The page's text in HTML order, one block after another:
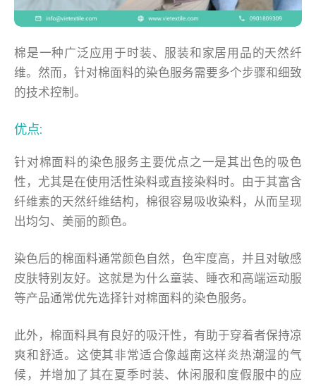
棉是一种广泛应用于时装、服装和家居用品的天然纤
维。然而，针对棉面料的染色服务需要多个步骤和细致
的技术控制。
优点:
针对棉面料的染色服务主要优点之一是其出色的吸色
性，尤其是在使用活性染料或直接染料时。由于其富含
纤维素的天然纤维结构，棉很容易吸收染料，从而呈现
出均匀、美丽的颜色。
染色后的棉面料通常颜色自然，色牢度高，并且对敏感
皮肤特别友好。这就是为什么童装、睡衣和高端运动服
等产品通常优先选择针对棉面料的染色服务。
此外，棉面料具有良好的吸汗性，有助于穿着者保持凉
爽和舒适。这使其非常适合像越南这样炎热潮湿的气
候，并增加了其在夏季时装、休闲服和度假服中的应